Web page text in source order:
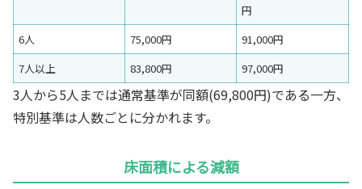
円
6人
75,000円
91,000円
7人以上
83,800円 97,000円
3人から5人までは通常基準が同額(69,800円)である一方、
特別基準は人数ごとに分かれます。
床面積による減額